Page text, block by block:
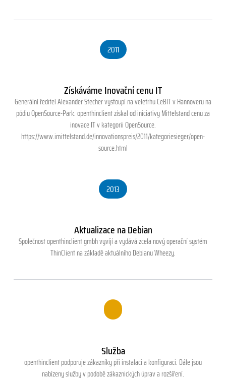
2011
Získáváme Inovační cenu IT
Generální ředitel Alexander Stecher vystoupí na veletrhu CeBIT v Hannoveru na
pódiu OpenSource-Park. openthinclient získal od iniciativy Mittelstand cenu za
inovace IT v kategorii OpenSource.
https://www.imittelstand.de/innovationspreis/2011/kategoriesieger/open-
source.html
2013
Aktualizace na Debian
Společnost openthinclient gmbh vyvíjí a vydává zcela nový operační systém
ThinClient na základě aktuálního Debianu Wheezy.
Služba
openthinclient podporuje zákazníky při instalaci a konfiguraci. Dále jsou
nabízeny služby v podobě zákaznických úprav a rozšíření.